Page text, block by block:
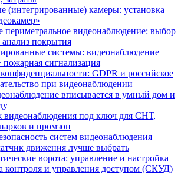
(интегрированные) камеры: установка
периметральное видеонаблюдение: выбор
покрытия
системы: видеонаблюдение +
сигнализация
GDPR и российское
при видеонаблюдении
вписывается в умный дом и
под ключ для СНТ,
и промзон
систем видеонаблюдения
движения лучше выбрать
ворота: управление и настройка
контроля и управления доступом (СКУД)